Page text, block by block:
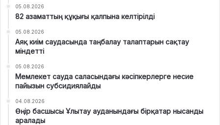
05.08.2026
82 азаматтың құқығы қалпына келтірілді
05.08.2026
Аяқ киім саудасында таңбалау талаптарын сақтау
міндетті
05.08.2026
Мемлекет сауда саласындағы кәсіпкерлерге несие
пайызын субсидиялайды
04.08.2026
Өңір басшысы Ұлытау ауданындағы бірқатар нысанды
аралады